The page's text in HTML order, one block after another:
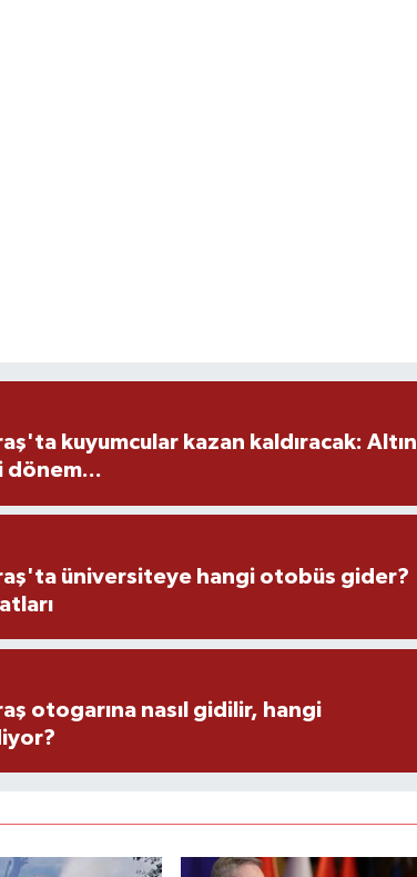
kuyumcular kazan kaldıracak: Altın
dönem...
üniversiteye hangi otobüs gider?
otogarına nasıl gidilir, hangi